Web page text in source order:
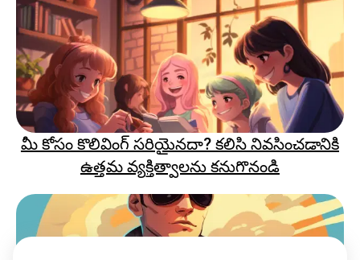
మీ కోసం కొలివింగ్ సరియైనదా? కలిసి నివసించడానికి
ఉత్తమ వ్యక్తిత్వాలను కనుగొనండి